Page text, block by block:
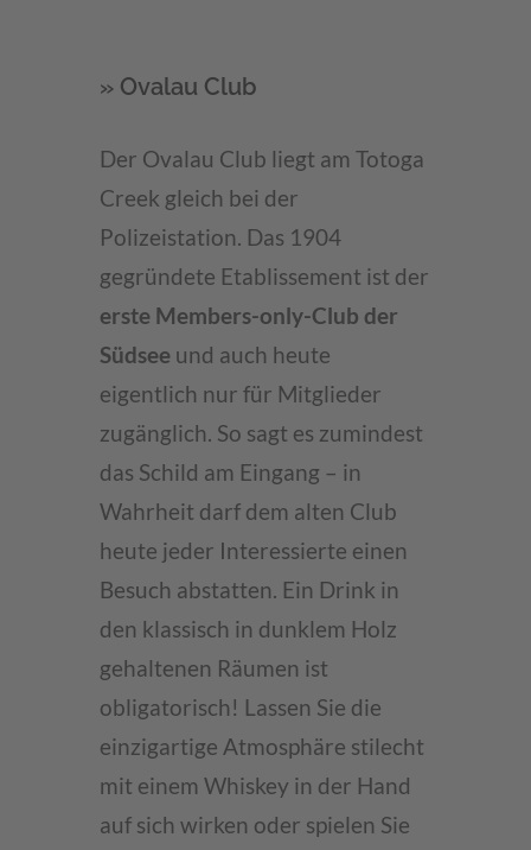
» Ovalau Club
Der Ovalau Club liegt am Totoga
Creek gleich bei der
Polizeistation. Das 1904
gegründete Etablissement ist der
erste Members-only-Club der
Südsee und auch heute
eigentlich nur für Mitglieder
zugänglich. So sagt es zumindest
das Schild am Eingang – in
Wahrheit darf dem alten Club
heute jeder Interessierte einen
Besuch abstatten. Ein Drink in
den klassisch in dunklem Holz
gehaltenen Räumen ist
obligatorisch! Lassen Sie die
einzigartige Atmosphäre stilecht
mit einem Whiskey in der Hand
auf sich wirken oder spielen Sie